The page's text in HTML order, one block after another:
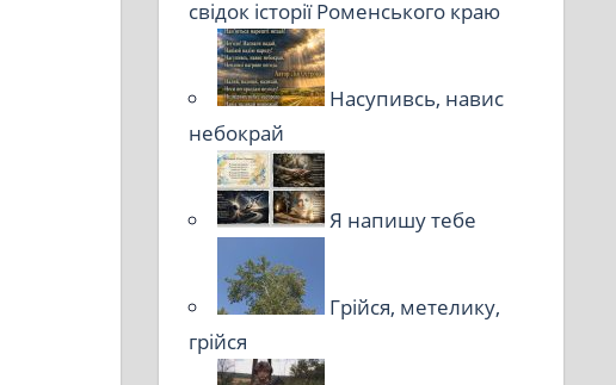
свідок історії Роменського краю
Насупивсь, навис
небокрай
Я напишу тебе
Грійся, метелику,
грійся